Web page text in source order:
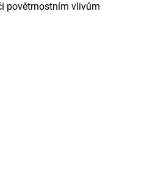
povětrnostním vlivům